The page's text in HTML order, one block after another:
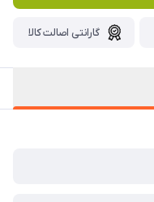
گارانتی اصالت کالا